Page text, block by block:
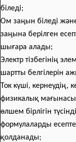
біледі;
Ом заңын біледі
заңына берілген
шығара алады;
Электр тізбегінің
шартты белгілерін
Ток күші, кернеудің,
физикалық
өлшем бірлігін
формулаларды
қолданады;